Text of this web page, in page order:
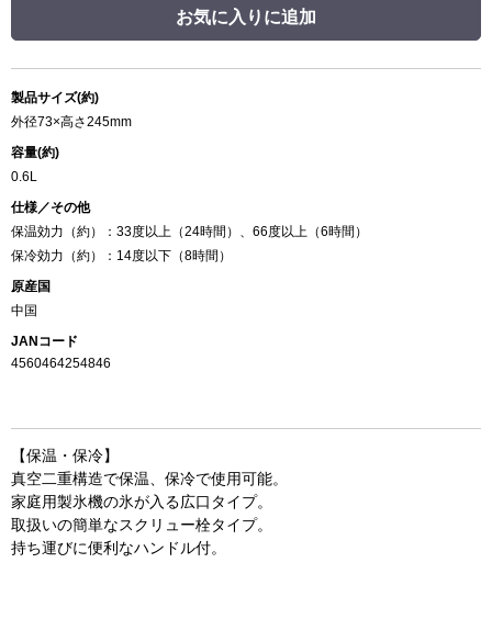
お気に入りに追加
製品サイズ(約)
外径73×高さ245mm
容量(約)
0.6L
仕様／その他
保温効力（約）：33度以上（24時間）、66度以上（6時間）
保冷効力（約）：14度以下（8時間）
原産国
中国
JANコード
4560464254846
【保温・保冷】
真空二重構造で保温、保冷で使用可能。
家庭用製氷機の氷が入る広口タイプ。
取扱いの簡単なスクリュー栓タイプ。
持ち運びに便利なハンドル付。